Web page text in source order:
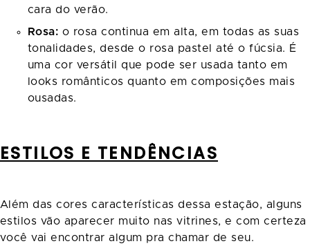
cara do verão.
Rosa: o rosa continua em alta, em todas as suas
tonalidades, desde o rosa pastel até o fúcsia. É
uma cor versátil que pode ser usada tanto em
looks românticos quanto em composições mais
ousadas.
ESTILOS E TENDÊNCIAS
Além das cores características dessa estação, alguns
estilos vão aparecer muito nas vitrines, e com certeza
você vai encontrar algum pra chamar de seu.